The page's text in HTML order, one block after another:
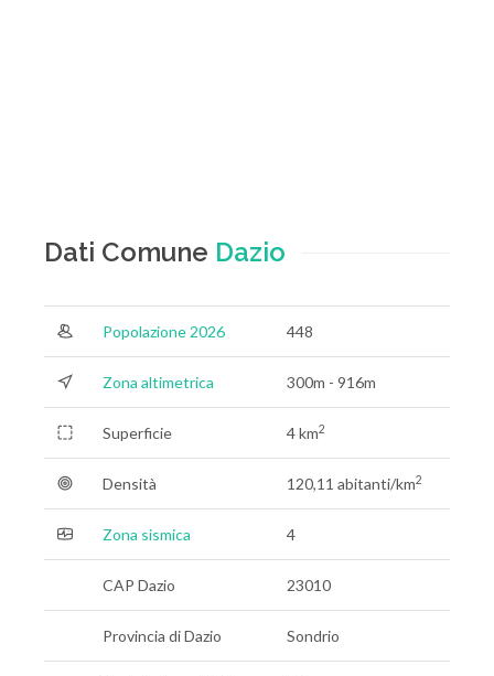
Dati Comune Dazio
Popolazione 2026 448
Zona altimetrica 300m - 916m
Superficie 4 km2
Densità 120,11 abitanti/km2
Zona sismica 4
CAP Dazio 23010
Provincia di Dazio Sondrio